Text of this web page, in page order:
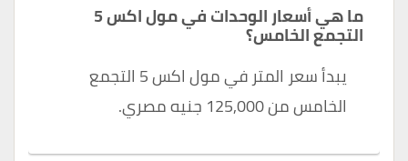
ما هي أسعار الوحدات في مول اكس 5
التجمع الخامس؟
يبدأ سعر المتر في مول اكس 5 التجمع
الخامس من 125,000 جنيه مصري.